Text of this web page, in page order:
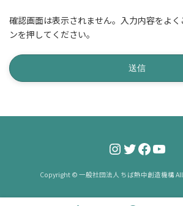
確認画面は表示されません。入力内容をよ
ンを押してください。
Instagram
Twitter
Copyright © 一般社団法人 ちば熱中創造機構